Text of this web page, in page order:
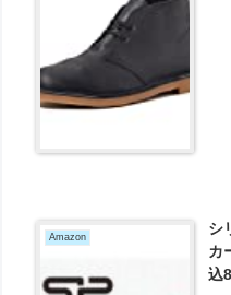
Amazon
シ
カ
込